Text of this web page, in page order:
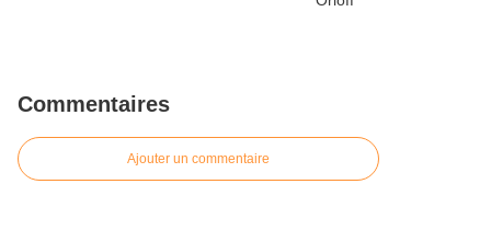
Commentaires
Ajouter un commentaire